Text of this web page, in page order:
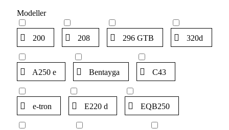
Modeller
200 208 296 GTB 320d
A250 e Bentayga C43
e-tron E220 d EQB250